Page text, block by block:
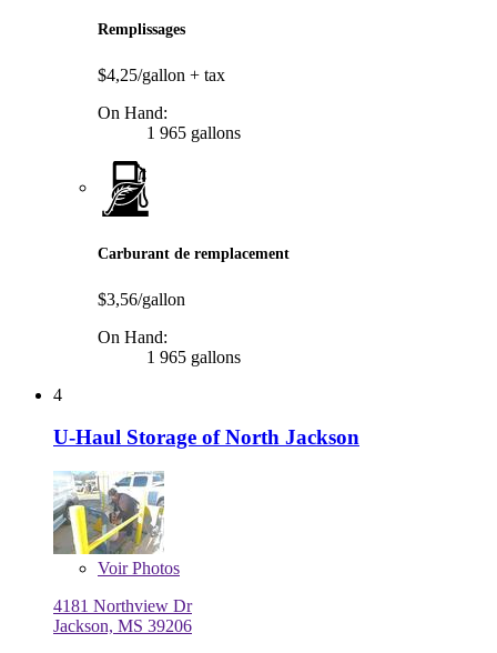
Remplissages
$4,25/gallon + tax
On Hand:
1 965 gallons
Carburant de remplacement
$3,56/gallon
On Hand:
1 965 gallons
4
U-Haul Storage of North Jackson
VoirPhotos
4181 Northview Dr
Jackson, MS 39206